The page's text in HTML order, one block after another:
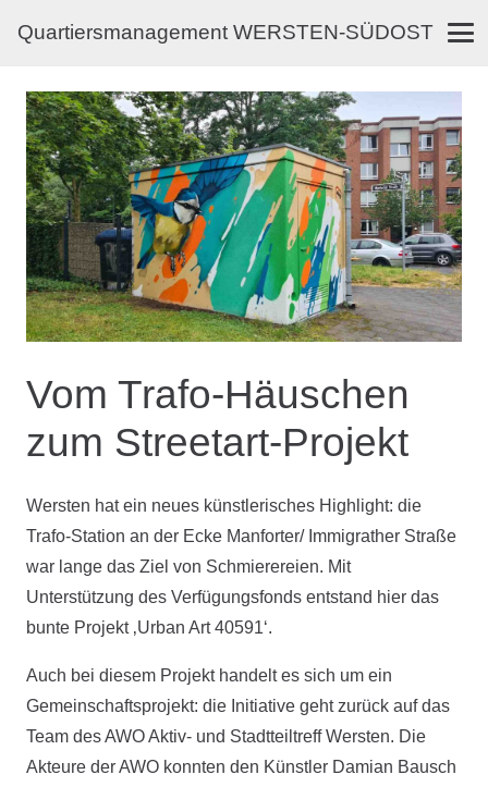
Quartiersmanagement WERSTEN-SÜDOST
Vom Trafo-Häuschen
zum Streetart-Projekt
Wersten hat ein neues künstlerisches Highlight: die
Trafo-Station an der Ecke Manforter/ Immigrather Straße
war lange das Ziel von Schmierereien. Mit
Unterstützung des Verfügungsfonds entstand hier das
bunte Projekt ‚Urban Art 40591‘.
Auch bei diesem Projekt handelt es sich um ein
Gemeinschaftsprojekt: die Initiative geht zurück auf das
Team des AWO Aktiv- und Stadtteiltreff Wersten. Die
Akteure der AWO konnten den Künstler Damian Bausch